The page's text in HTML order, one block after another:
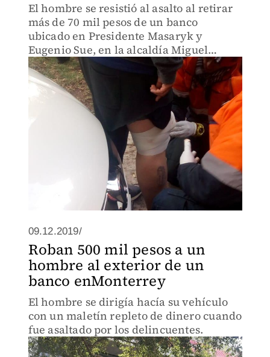
El hombre se resistió al asalto al retirar
más de 70 mil pesos de un banco
ubicado en Presidente Masaryk y
Eugenio Sue, en la alcaldía Miguel
Hidalgo.
09.12.2019/
Roban 500 mil pesos a un
hombre al exterior de un
banco enMonterrey
El hombre se dirigía hacía su vehículo
con un maletín repleto de dinero cuando
fue asaltado por los delincuentes.